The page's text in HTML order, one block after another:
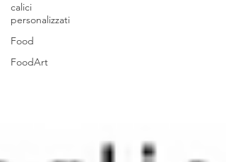
calici
personalizzati
Food
FoodArt